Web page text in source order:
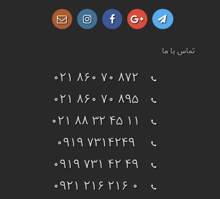
تماس با ما
021 860 70 872
021 860 70 895
021 88 32 45 11
0919 7314249
0919 731 42 49
0921 216 216 0